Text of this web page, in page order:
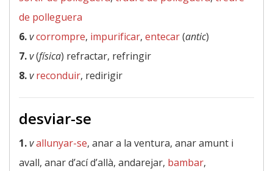
de polleguera
6.vcorrompre, impurificar, entecar(antic)
7.v(física) refractar, refringir
8.v reconduir, redirigir
desviar-se
1.vallunyar-se, anar a la ventura, anar amunt i
avall, anar d’ací d’allà, andarejar, bambar,